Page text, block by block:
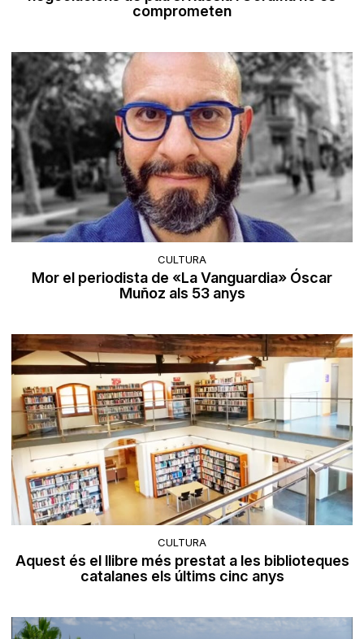
comprometen
CULTURA
Mor el periodista de «La Vanguardia» Óscar
Muñoz als 53 anys
CULTURA
Aquest és el llibre més prestat a les biblioteques
catalanes els últims cinc anys